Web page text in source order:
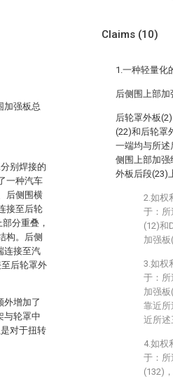
加强板总
别焊接的
一种汽车
后侧围横
接至后轮
分重叠，
构。后侧
连接至汽
后轮罩外
外增加了
与轮罩中
对于扭转
Claims (10)
1.一种轻量化
后侧围上部加
后轮罩外板
(22)和后轮罩
一端均与所述
侧围上部加强
外板后段(23)
2.如权
于：所
(12)和
加强板
3.如权
于：所
加强
靠近所
近所述
4.如权
于：所
(132)